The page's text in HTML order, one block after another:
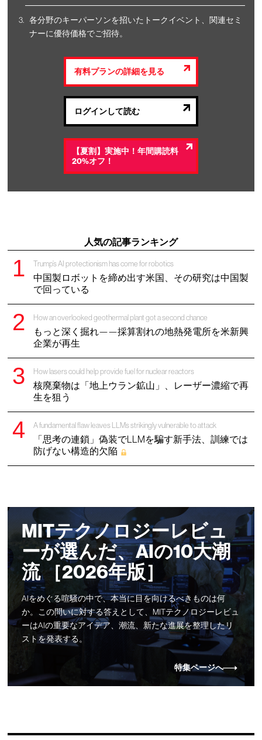
各分野のキーパーソンを招いたトークイベント、関連セミ
ナーに優待価格でご招待。
有料プランの詳細を見る
ログインして読む
【夏割】実施中！年間購読料
20%オフ！
人気の記事ランキング
Trump’s AI protectionism has come for robotics
中国製ロボットを締め出す米国、その研究は中国製
で回っている
How an overlooked geothermal plant got a second chance
もっと深く掘れ——採算割れの地熱発電所を米新興
企業が再生
How lasers could help provide fuel for nuclear reactors
核廃棄物は「地上ウラン鉱山」、レーザー濃縮で再
生を狙う
A fundamental flaw leaves LLMs strikingly vulnerable to attack
「思考の連鎖」偽装でLLMを騙す新手法、訓練では
防げない構造的欠陥
MITテクノロジーレビュ
ーが選んだ、AIの10大潮
流 ［2026年版］
AIをめぐる喧騒の中で、本当に目を向けるべきものは何
か。この問いに対する答えとして、MITテクノロジーレビュ
ーはAIの重要なアイデア、潮流、新たな進展を整理したリ
ストを発表する。
特集ページへ